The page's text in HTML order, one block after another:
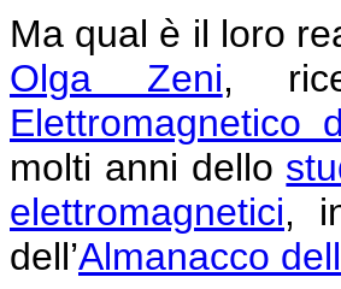
Ma qual è il loro
Olga Zeni,
Elettromagnetico
molti anni dello
elettromagnetici,
dell’Almanacco